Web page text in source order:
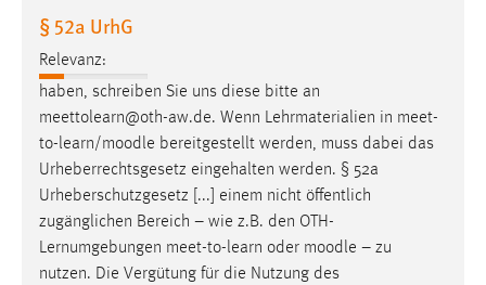
§ 52a UrhG
Relevanz:
haben, schreiben Sie uns diese bitte an
meettolearn@oth-aw.de. Wenn Lehrmaterialien in meet-
to-learn/moodle bereitgestellt werden, muss dabei das
Urheberrechtsgesetz eingehalten werden. § 52a
Urheberschutzgesetz [...] einem nicht öffentlich
zugänglichen Bereich – wie z.B. den OTH-
Lernumgebungen meet-to-learn oder moodle – zu
nutzen. Die Vergütung für die Nutzung des
Chat
Name:
MibewSessionID, MIBEW_UserID, mibew_locale, mibew-
chat-frame-style-5e9dbeb1811c0446
Zweck:
Wird benötigt um die Chatfunktion nutzen zu können.
Cookie Laufzeit:
MibewSessionID, mibew-chat-frame-style-